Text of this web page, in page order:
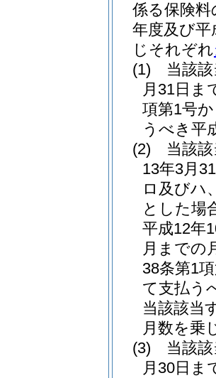
係る保険料
年度及び
じそれぞれ
(1)
当該
月31日ま
項第1号
うべき平
(2)
当該
13年3月
ロ及びハ
とした場
平成12年
月までの
38条第1
て支払う
当該該当
月数を乗
(3)
当該
月30日ま